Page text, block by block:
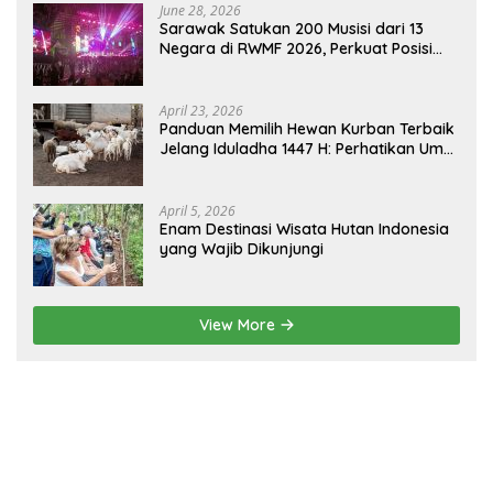
June 28, 2026
Sarawak Satukan 200 Musisi dari 13
Negara di RWMF 2026, Perkuat Posisi
April 23, 2026
Panduan Memilih Hewan Kurban Terbaik
Jelang Iduladha 1447 H: Perhatikan Umur
April 5, 2026
Enam Destinasi Wisata Hutan Indonesia
yang Wajib Dikunjungi
View More